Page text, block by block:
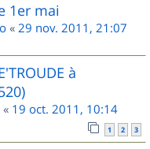
1er mai
« 29 nov. 2011, 21:07
à
« 19 oct. 2011, 10:14
1 2 3